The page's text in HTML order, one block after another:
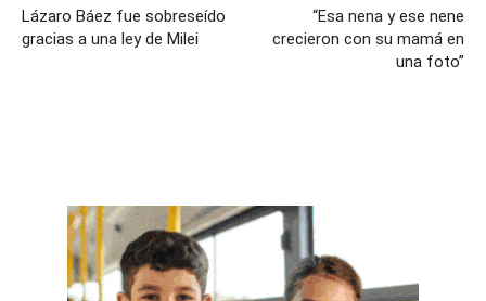
Lázaro Báez fue sobreseído
gracias a una ley de Milei
“Esa nena y ese nene
crecieron con su mamá en
una foto”